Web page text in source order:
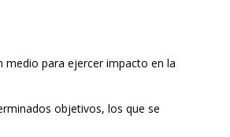
medio para ejercer impacto en la
objetivos, los que se